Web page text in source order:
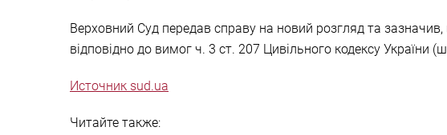
Верховний Суд передав справу на новий розгляд та
відповідно до вимог ч. 3 ст. 207 Цивільного кодексу України
Источник sud.ua
Читайте также: